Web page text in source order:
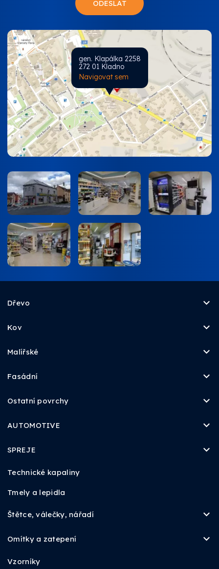
gen. Klapálka 2258
272 01 Kladno
Navigovat sem
Dřevo
Kov
Malířské
Fasádní
Ostatní povrchy
AUTOMOTIVE
SPREJE
Technické kapaliny
Tmely a lepidla
Štětce, válečky, nářadí
Omítky a zatepení
Vzorníky